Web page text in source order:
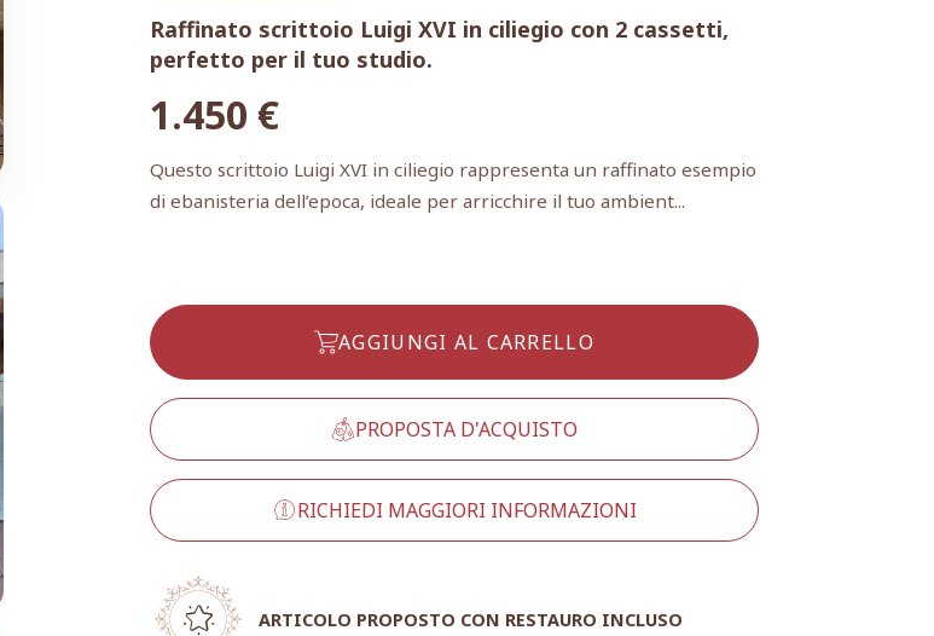
Raffinato scrittoio Luigi XVI in ciliegio con 2 cassetti,
perfetto per il tuo studio.
1.450 €
Questo scrittoio Luigi XVI in ciliegio rappresenta un raffinato esempio
di ebanisteria dell’epoca, ideale per arricchire il tuo ambient...
AGGIUNGI AL CARRELLO
PROPOSTA D'ACQUISTO
RICHIEDI MAGGIORI INFORMAZIONI
ARTICOLO PROPOSTO CON RESTAURO INCLUSO